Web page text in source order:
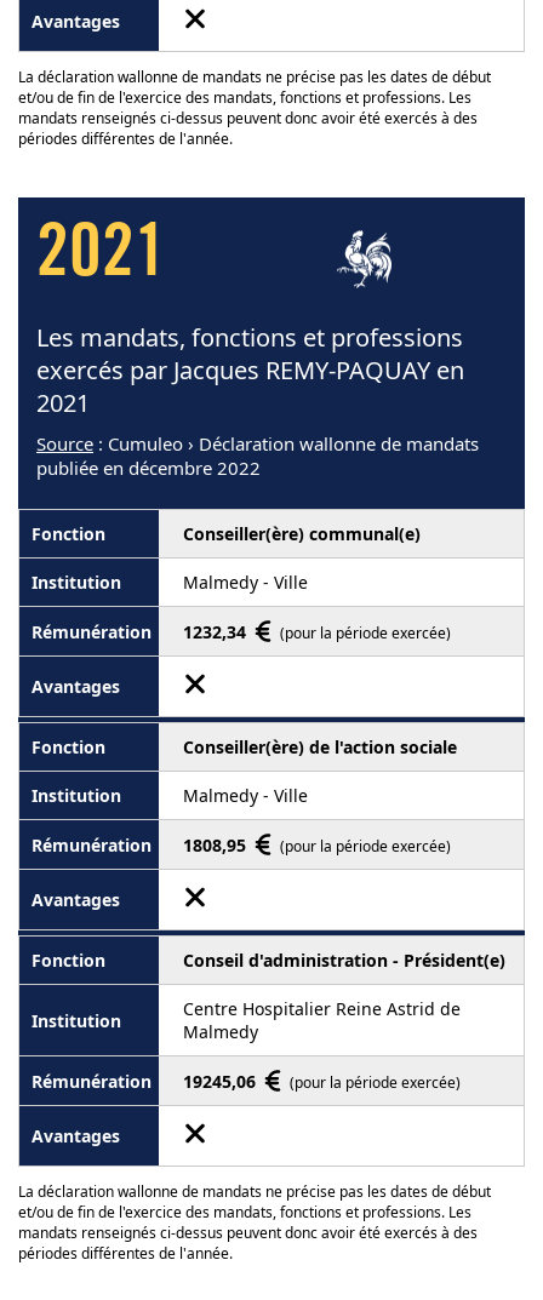
La déclaration wallonne de mandats ne précise pas les dates de début
et/ou de fin de l'exercice des mandats, fonctions et professions. Les
mandats renseignés ci-dessus peuvent donc avoir été exercés à des
périodes différentes de l'année.
2021
Les mandats, fonctions et professions
exercés par Jacques REMY-PAQUAY en
2021
Source : Cumuleo › Déclaration wallonne de mandats
publiée en décembre 2022
Conseiller(ère) communal(e)
Malmedy - Ville
1232,34 (pour la période exercée)
Conseiller(ère) de l'action sociale
Malmedy - Ville
1808,95 (pour la période exercée)
Conseil d'administration - Président(e)
Centre Hospitalier Reine Astrid de
Malmedy
19245,06 (pour la période exercée)
La déclaration wallonne de mandats ne précise pas les dates de début
et/ou de fin de l'exercice des mandats, fonctions et professions. Les
mandats renseignés ci-dessus peuvent donc avoir été exercés à des
périodes différentes de l'année.